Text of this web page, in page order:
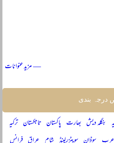
— مزید عنوانات
بندی
بنگلہ دیش بھارت پاکستان تاجکستان ترکیہ